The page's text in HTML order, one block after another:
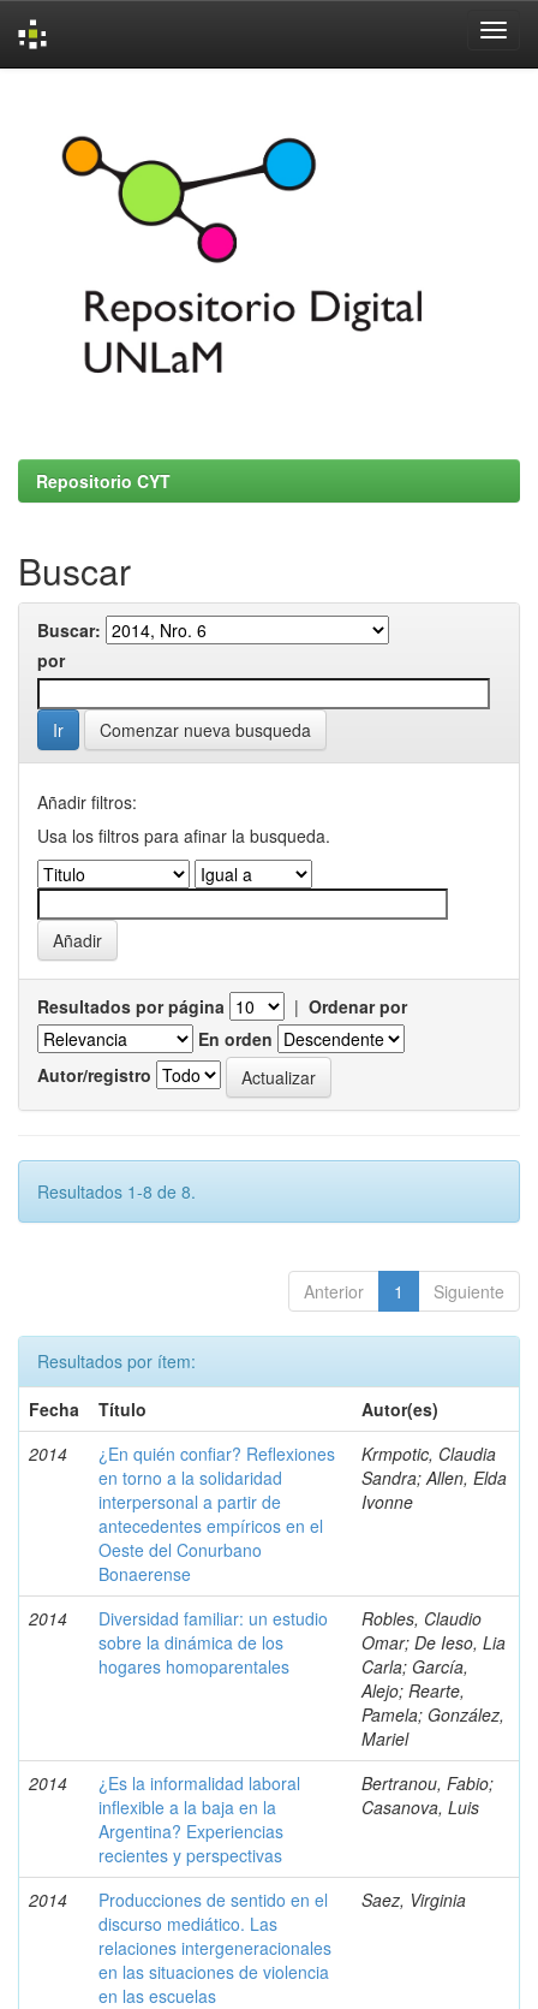
Repositorio CYT
Buscar
Buscar:
por
Comenzar nueva busqueda
Añadir filtros:
Usa los filtros para afinar la busqueda.
Resultados por página | Ordenar por
En orden
Autor/registro
Resultados 1-8 de 8.
Anterior 1 Siguiente
Resultados por ítem:
Fecha
Título
Autor(es)
2014
¿En quién confiar? Reflexiones
en torno a la solidaridad
interpersonal a partir de
antecedentes empíricos en el
Oeste del Conurbano
Bonaerense
Krmpotic, Claudia
Sandra; Allen, Elda
Ivonne
2014
Diversidad familiar: un estudio
sobre la dinámica de los
hogares homoparentales
Robles, Claudio
Omar; De Ieso, Lia
Carla; García,
Alejo; Rearte,
Pamela; González,
Mariel
2014
¿Es la informalidad laboral
inflexible a la baja en la
Argentina? Experiencias
recientes y perspectivas
Bertranou, Fabio;
Casanova, Luis
2014
Producciones de sentido en el
discurso mediático. Las
relaciones intergeneracionales
en las situaciones de violencia
en las escuelas
Saez, Virginia